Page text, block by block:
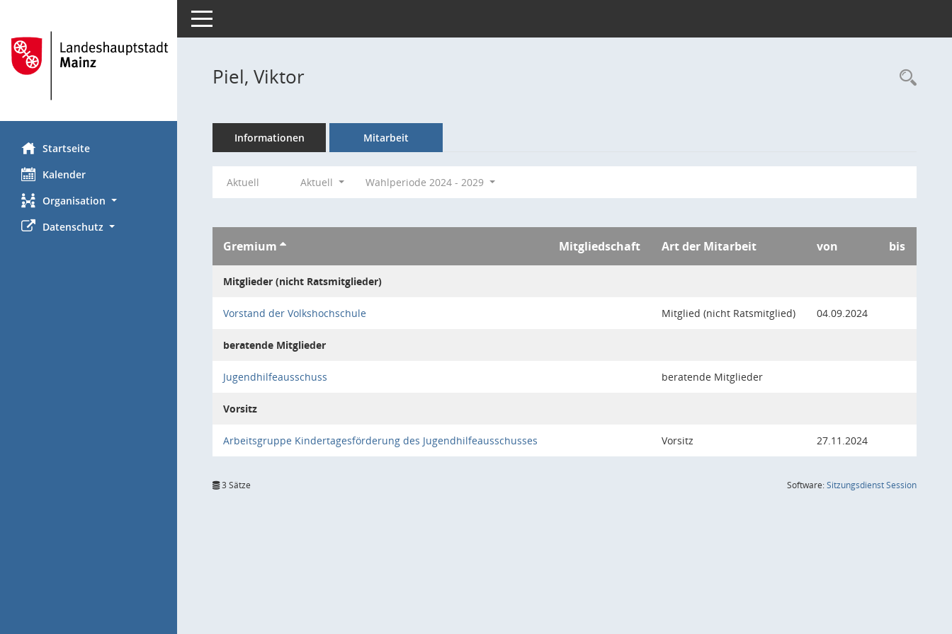
Startseite
Kalender
Organisation
Datenschutz
Toggle navigation
Piel, Viktor
Informationen Mitarbeit
Aktuell Aktuell Wahlperiode 2024 - 2029
Gremium Mitgliedschaft Art der Mitarbeit von bis
Mitglieder (nicht Ratsmitglieder)
Vorstand der Volkshochschule Mitglied (nicht Ratsmitglied) 04.09.2024
beratende Mitglieder
Jugendhilfeausschuss beratende Mitglieder
Vorsitz
Arbeitsgruppe Kindertagesförderung des Jugendhilfeausschusses Vorsitz 27.11.2024
3 Sätze Software:SitzungsdienstSession(Wird in